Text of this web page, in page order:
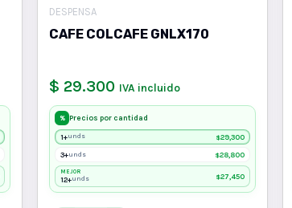
DESPENSA
CAFE COLCAFE GNLX170
$ 29.300 IVA incluido
% Precios por cantidad
1+unds $29,300
3+unds $28,800
MEJOR
12+unds $27,450